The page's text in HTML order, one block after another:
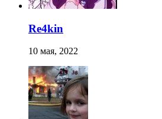
Re4kin
10 мая, 2022